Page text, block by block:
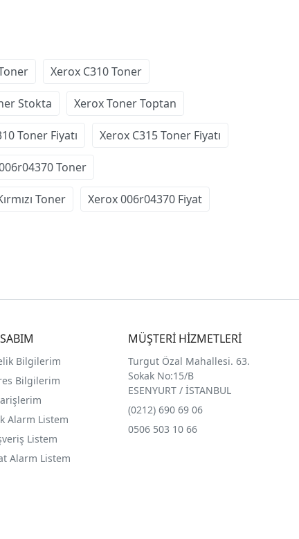
Xerox C310 Toner
Stokta Xerox Toner Toptan
Toner Fiyatı Xerox C315 Toner Fiyatı
Toner
Toner Xerox 006r04370 Fiyat
Bilgilerim
Bilgilerim
Alarm Listem
Listem
Alarm Listem
MÜŞTERİ HİZMETLERİ
Turgut Özal Mahallesi. 63.
Sokak No:15/B
ESENYURT / İSTANBUL
(0212) 690 69 06
0506 503 10 66